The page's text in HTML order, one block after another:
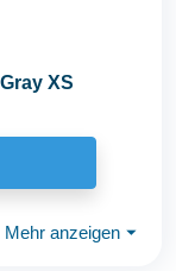
XS
Mehr anzeigen ⏷